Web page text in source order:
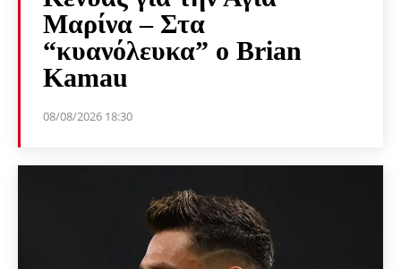
Μαρίνα – Στα
“κυανόλευκα” ο Brian
Kamau
08/08/2026 18:30